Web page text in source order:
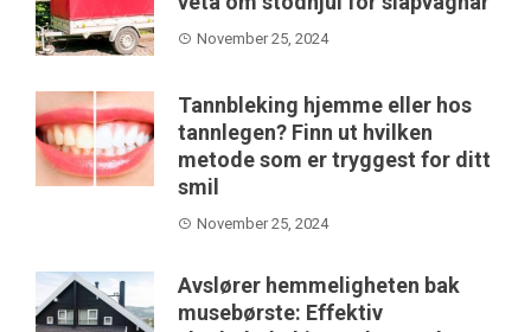
November 25, 2024
Tannbleking hjemme eller hos
tannlegen? Finn ut hvilken
metode som er tryggest for ditt
smil
November 25, 2024
Avslører hemmeligheten bak
musebørste: Effektiv